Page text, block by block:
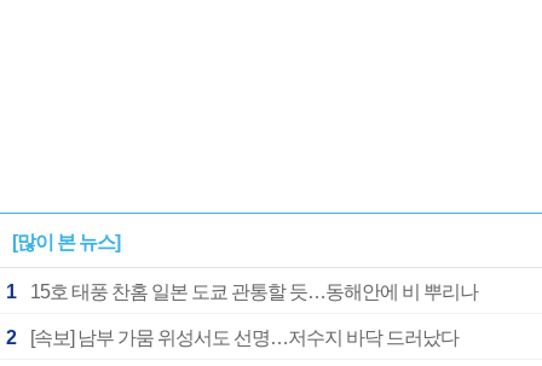
[많이 본 뉴스]
1 15호 태풍 찬홈 일본 도쿄 관통할 듯…동해안에 비 뿌리나
2 [속보] 남부 가뭄 위성서도 선명…저수지 바닥 드러났다